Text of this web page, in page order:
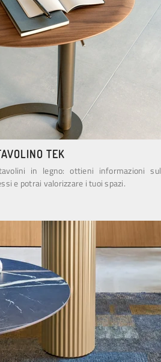
TEK
in legno: ottieni informazioni sul
e potrai valorizzare i tuoi spazi.